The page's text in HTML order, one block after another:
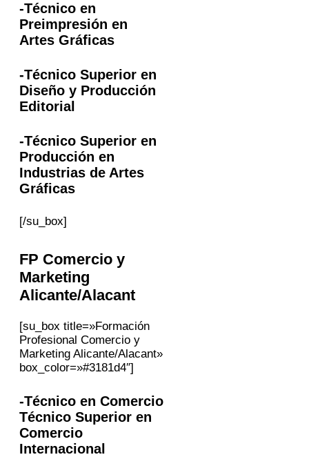
-Técnico en
Preimpresión en
Artes Gráficas
-Técnico Superior en
Diseño y Producción
Editorial
-Técnico Superior en
Producción en
Industrias de Artes
Gráficas
[/su_box]
FP Comercio y
Marketing
Alicante/Alacant
[su_box title=»Formación
Profesional Comercio y
Marketing Alicante/Alacant»
box_color=»#3181d4″]
-Técnico en Comercio
Técnico Superior en
Comercio
Internacional